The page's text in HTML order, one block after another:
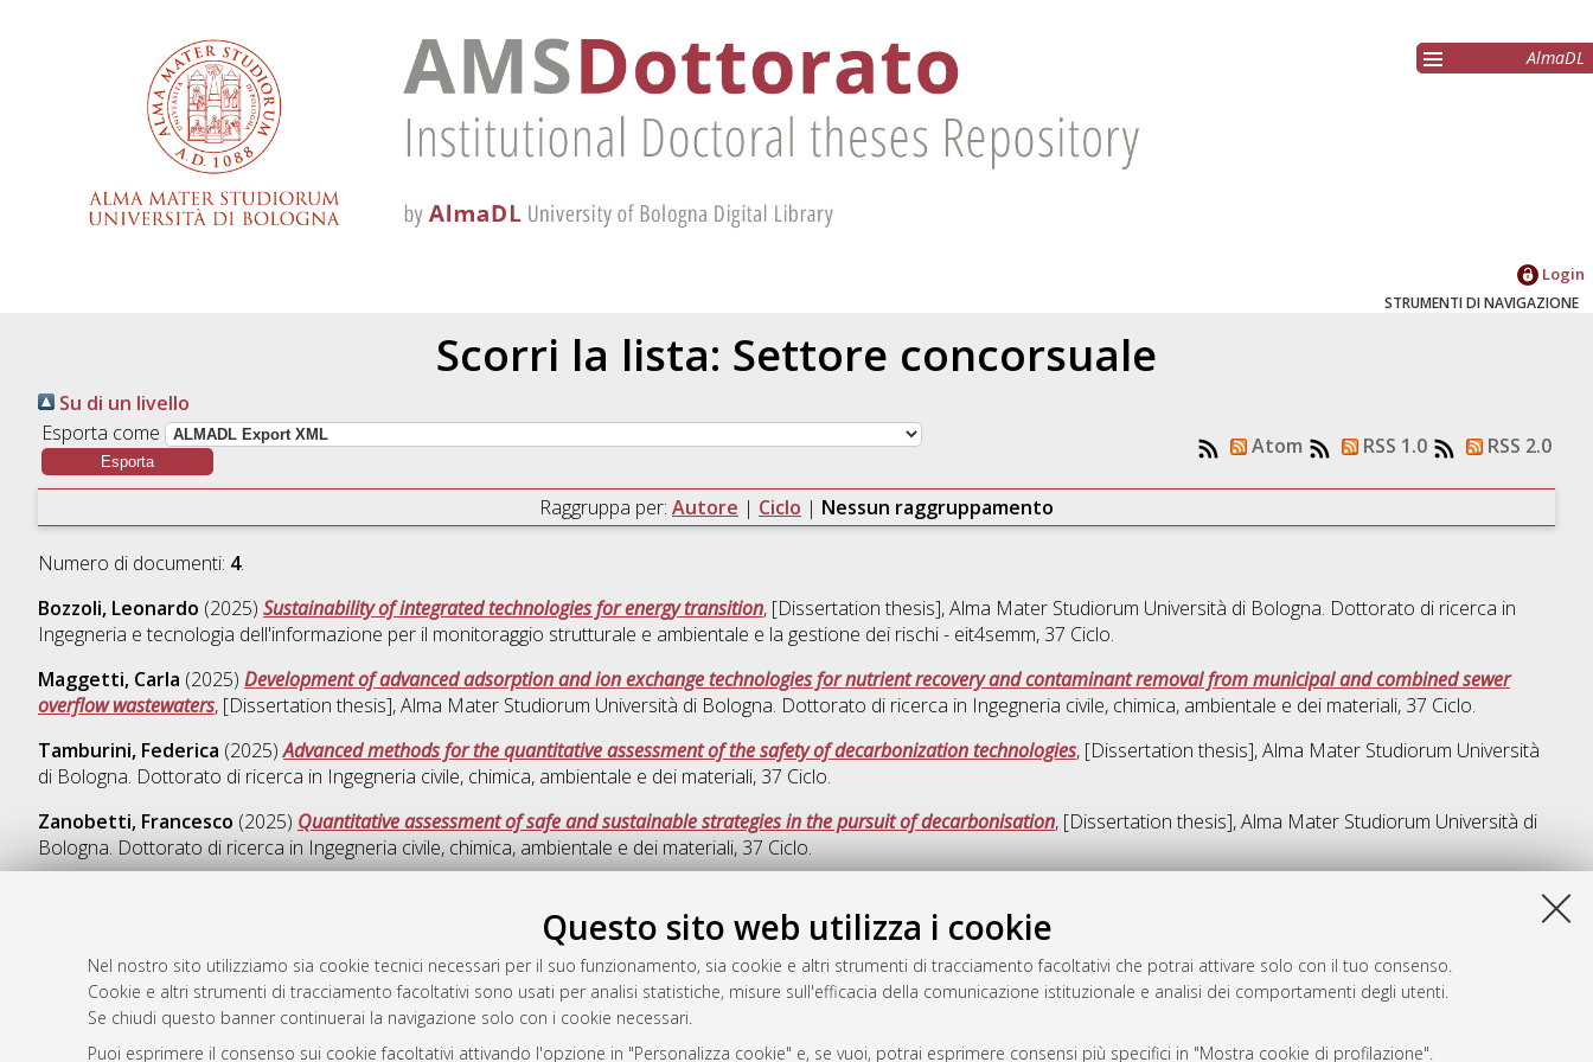
Questo sito web utilizza i cookie
Nel nostro sito utilizziamo sia cookie tecnici necessari per il suo funzionamento, sia cookie e altri strumenti di tracciamento facoltativi che potrai attivare solo con il tuo consenso.
Cookie e altri strumenti di tracciamento facoltativi sono usati per analisi statistiche, misure sull'efficacia della comunicazione istituzionale e analisi dei comportamenti degli utenti.
Se chiudi questo banner continuerai la navigazione solo con i cookie necessari.
Puoi esprimere il consenso sui cookie facoltativi attivando l'opzione in "Personalizza cookie" e, se vuoi, potrai esprimere consensi più specifici in "Mostra cookie di profilazione".
AlmaDL
Login
STRUMENTI DI NAVIGAZIONE
Scorri la lista: Settore concorsuale
Su di un livello
Esporta come
Atom RSS 1.0 RSS 2.0
Raggruppa per: Autore | Ciclo | Nessun raggruppamento
Numero di documenti: 4.
Bozzoli, Leonardo (2025) Sustainability of integrated technologies for energy transition, [Dissertation thesis], Alma Mater Studiorum Università di Bologna. Dottorato di ricerca in
Ingegneria e tecnologia dell'informazione per il monitoraggio strutturale e ambientale e la gestione dei rischi - eit4semm, 37 Ciclo.
Maggetti, Carla (2025) Development of advanced adsorption and ion exchange technologies for nutrient recovery and contaminant removal from municipal and combined sewer
overflow wastewaters, [Dissertation thesis], Alma Mater Studiorum Università di Bologna. Dottorato di ricerca in Ingegneria civile, chimica, ambientale e dei materiali, 37 Ciclo.
Tamburini, Federica (2025)Advanced methods for the quantitative assessment of the safety of decarbonization technologies, [Dissertation thesis], Alma Mater Studiorum Università
di Bologna. Dottorato di ricerca in Ingegneria civile, chimica, ambientale e dei materiali, 37 Ciclo.
Zanobetti, Francesco (2025) Quantitative assessment of safe and sustainable strategies in the pursuit of decarbonisation, [Dissertation thesis], Alma Mater Studiorum Università di
Bologna. Dottorato di ricerca in Ingegneria civile, chimica, ambientale e dei materiali, 37 Ciclo.
Fri Aug 7 20:37:28 2026 CEST.
Atom
Rss 1.0
AMS Dottorato
ISSN: 2038-7946
Servizio implementato e gestito da